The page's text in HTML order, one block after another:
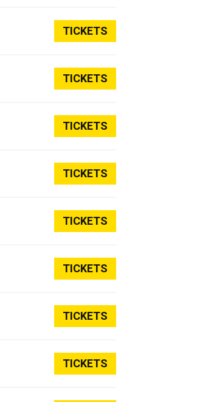
TICKETS
TICKETS
TICKETS
TICKETS
TICKETS
TICKETS
TICKETS
TICKETS